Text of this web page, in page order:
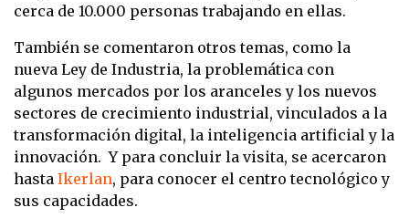
cerca de 10.000 personas trabajando en ellas.
También se comentaron otros temas, como la
nueva Ley de Industria, la problemática con
algunos mercados por los aranceles y los nuevos
sectores de crecimiento industrial, vinculados a la
transformación digital, la inteligencia artificial y la
innovación. Y para concluir la visita, se acercaron
hasta Ikerlan, para conocer el centro tecnológico y
sus capacidades.